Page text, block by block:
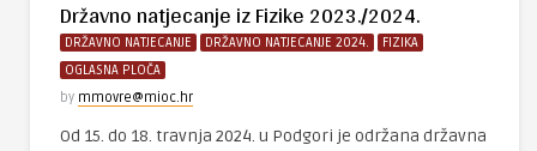
Državno natjecanje iz Fizike 2023./2024.
DRŽAVNO NATJECANJE DRŽAVNO NATJECANJE 2024.
FIZIKA
OGLASNA PLOČA
by mmovre@mioc.hr
Od 15. do 18. travnja 2024. u Podgori je održana državna